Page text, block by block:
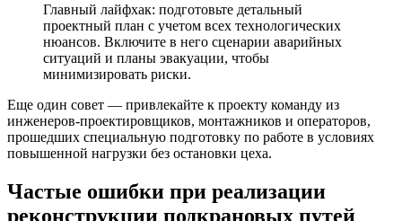
Главный лайфхак: подготовьте детальный
проектный план с учетом всех технологических
нюансов. Включите в него сценарии аварийных
ситуаций и планы эвакуации, чтобы
минимизировать риски.
Еще один совет — привлекайте к проекту команду из
инженеров-проектировщиков, монтажников и операторов,
прошедших специальную подготовку по работе в условиях
повышенной нагрузки без остановки цеха.
Частые ошибки при реализации
реконструкции подкрановых путей